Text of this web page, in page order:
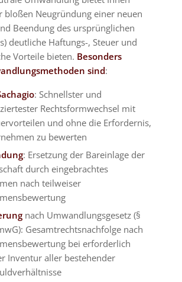
bloßen Neugründung einer neuen
Beendung des ursprünglichen
deutliche Haftungs-, Steuer und
Vorteile bieten. Besonders
sind:
: Schnellster und
Rechtsformwechsel mit
und ohne die Erfordernis,
zu bewerten
: Ersetzung der Bareinlage der
durch eingebrachtes
nach teilweiser
nach Umwandlungsgesetz (§
Gesamtrechtsnachfolge nach
bei erforderlich
Inventur aller bestehender